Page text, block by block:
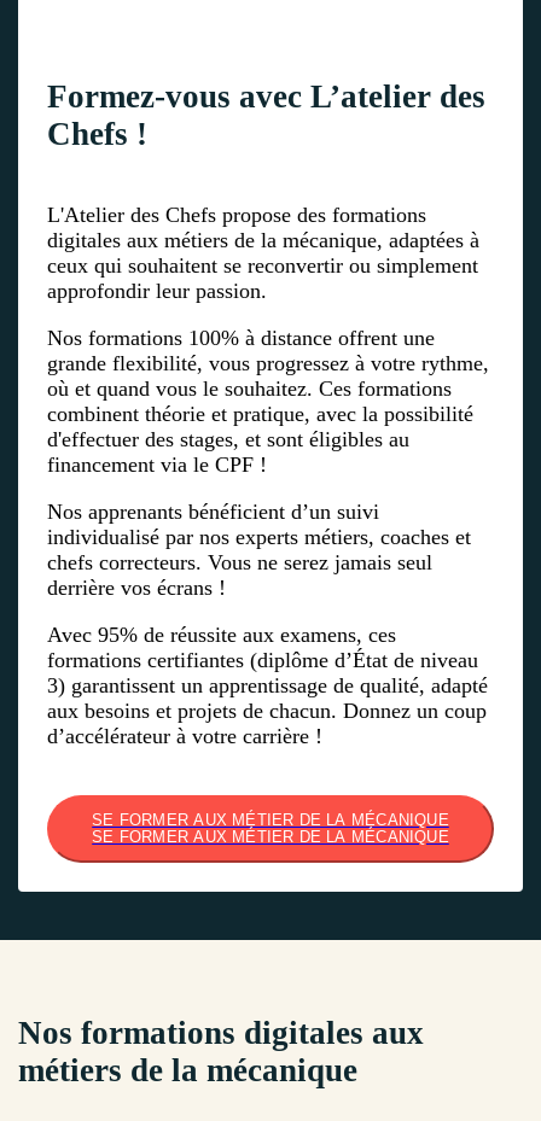
Formez-vous avec L’atelier des
Chefs !
L'Atelier des Chefs propose des formations
digitales aux métiers de la mécanique, adaptées à
ceux qui souhaitent se reconvertir ou simplement
approfondir leur passion.
Nos formations 100% à distance offrent une
grande flexibilité, vous progressez à votre rythme,
où et quand vous le souhaitez. Ces formations
combinent théorie et pratique, avec la possibilité
d'effectuer des stages, et sont éligibles au
financement via le CPF !
Nos apprenants bénéficient d’un suivi
individualisé par nos experts métiers, coaches et
chefs correcteurs. Vous ne serez jamais seul
derrière vos écrans !
Avec 95% de réussite aux examens, ces
formations certifiantes (diplôme d’État de niveau
3) garantissent un apprentissage de qualité, adapté
aux besoins et projets de chacun. Donnez un coup
d’accélérateur à votre carrière !
SE FORMER AUX MÉTIER DE LA MÉCANIQUE
SE FORMER AUX MÉTIER DE LA MÉCANIQUE
Nos formations digitales aux
métiers de la mécanique